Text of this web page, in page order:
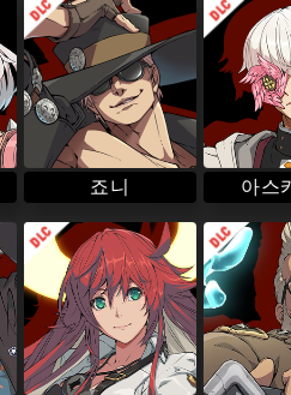
죠니 아스